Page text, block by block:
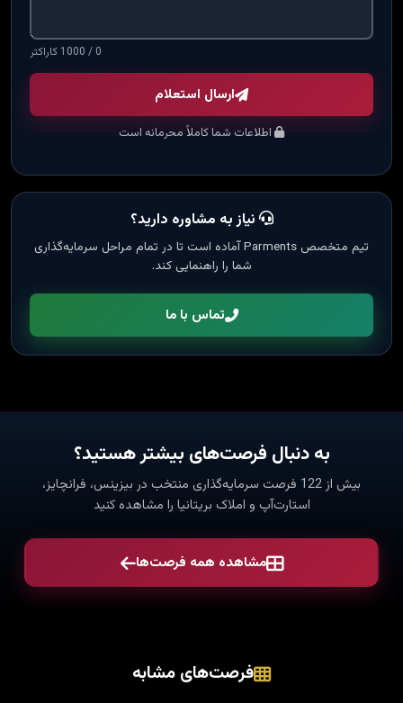
0 / 1000 کاراکتر
ارسال استعلام
اطلاعات شما کاملاً محرمانه است
نیاز به مشاوره دارید؟
تیم متخصص Parments آماده است تا در تمام مراحل سرمایه‌گذاری
شما را راهنمایی کند.
تماس با ما
به دنبال فرصت‌های بیشتر هستید؟
بیش از 122 فرصت سرمایه‌گذاری منتخب در بیزینس، فرانچایز،
استارت‌آپ و املاک بریتانیا را مشاهده کنید
مشاهده همه فرصت‌ها
فرصت‌های مشابه